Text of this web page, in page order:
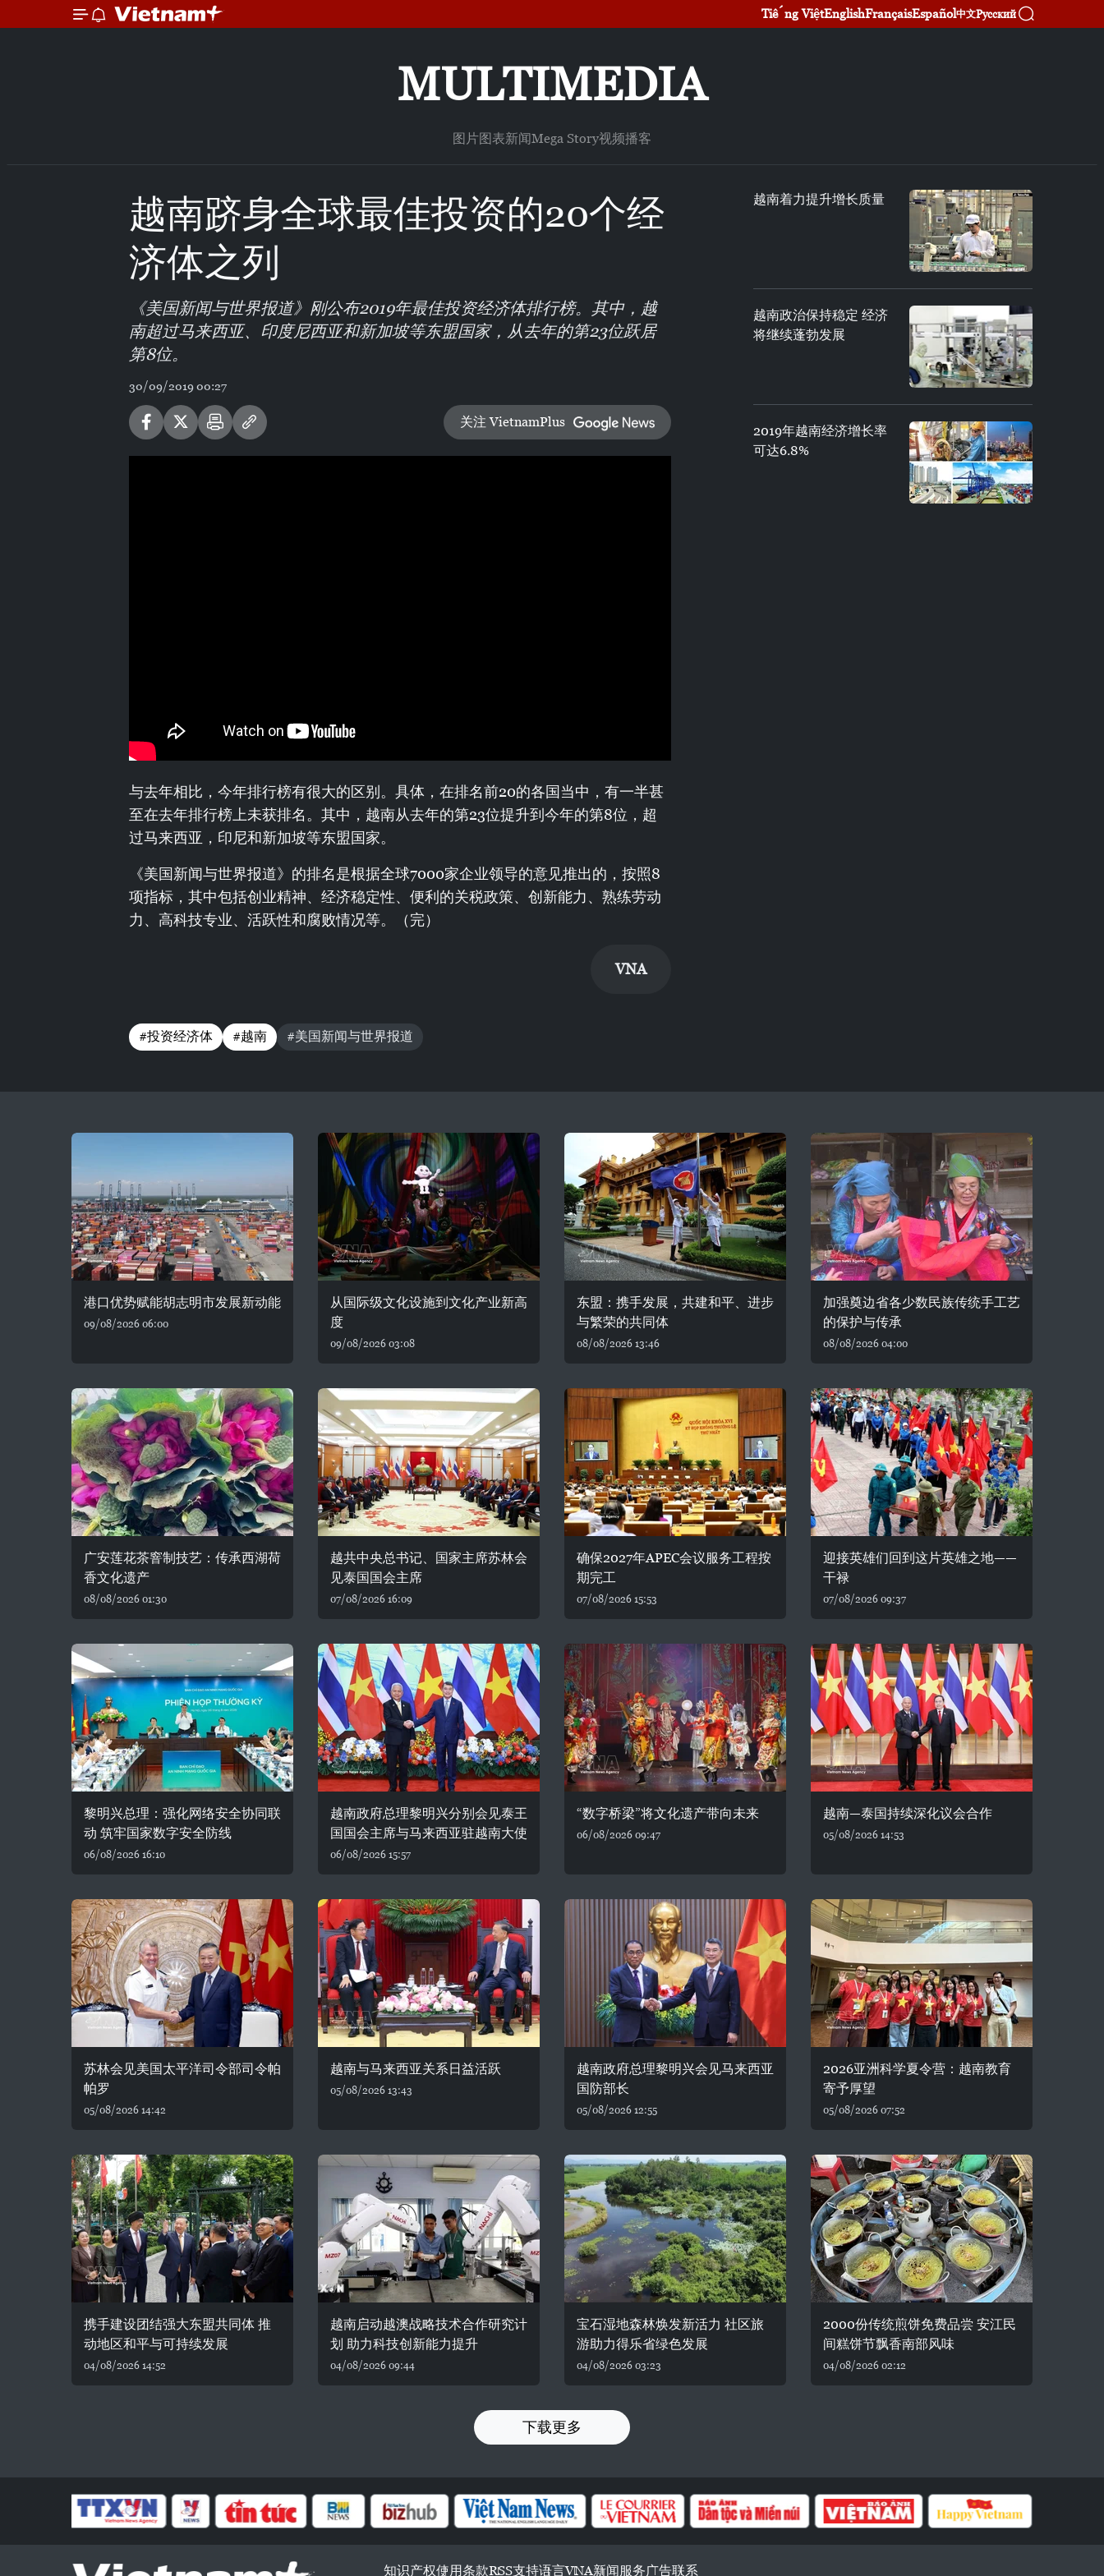
Tiếng ViệtEnglishFrançaisEspañol中文Русский
MULTIMEDIA
图片图表新闻Mega Story视频播客
越南跻身全球最佳投资的20个经
济体之列
《美国新闻与世界报道》刚公布2019年最佳投资经济体排行榜。其中，越
南超过马来西亚、印度尼西亚和新加坡等东盟国家，从去年的第23位跃居
第8位。
30/09/2019 00:27
关注 VietnamPlus
与去年相比，今年排行榜有很大的区别。具体，在排名前20的各国当中，有一半甚
至在去年排行榜上未获排名。其中，越南从去年的第23位提升到今年的第8位，超
过马来西亚，印尼和新加坡等东盟国家。
《美国新闻与世界报道》的排名是根据全球7000家企业领导的意见推出的，按照8
项指标，其中包括创业精神、经济稳定性、便利的关税政策、创新能力、熟练劳动
力、高科技专业、活跃性和腐败情况等。（完）
VNA
#投资经济体 #越南 #美国新闻与世界报道
越南着力提升增长质量
越南政治保持稳定 经济
将继续蓬勃发展
2019年越南经济增长率
可达6.8%
港口优势赋能胡志明市发展新动能
09/08/2026 06:00
从国际级文化设施到文化产业新高
度
09/08/2026 03:08
东盟：携手发展，共建和平、进步
与繁荣的共同体
08/08/2026 13:46
加强奠边省各少数民族传统手工艺
的保护与传承
08/08/2026 04:00
广安莲花茶窨制技艺：传承西湖荷
香文化遗产
08/08/2026 01:30
越共中央总书记、国家主席苏林会
见泰国国会主席
07/08/2026 16:09
确保2027年APEC会议服务工程按
期完工
07/08/2026 15:53
迎接英雄们回到这片英雄之地——
干禄
07/08/2026 09:37
黎明兴总理：强化网络安全协同联
动 筑牢国家数字安全防线
06/08/2026 16:10
越南政府总理黎明兴分别会见泰王
国国会主席与马来西亚驻越南大使
06/08/2026 15:57
“数字桥梁”将文化遗产带向未来
06/08/2026 09:47
越南—泰国持续深化议会合作
05/08/2026 14:53
苏林会见美国太平洋司令部司令帕
帕罗
05/08/2026 14:42
越南与马来西亚关系日益活跃
05/08/2026 13:43
越南政府总理黎明兴会见马来西亚
国防部长
05/08/2026 12:55
2026亚洲科学夏令营：越南教育
寄予厚望
05/08/2026 07:52
携手建设团结强大东盟共同体 推
动地区和平与可持续发展
04/08/2026 14:52
越南启动越澳战略技术合作研究计
划 助力科技创新能力提升
04/08/2026 09:44
宝石湿地森林焕发新活力 社区旅
游助力得乐省绿色发展
04/08/2026 03:23
2000份传统煎饼免费品尝 安江民
间糕饼节飘香南部风味
04/08/2026 02:12
下载更多
知识产权使用条款RSS支持语言VNA新闻服务广告联系